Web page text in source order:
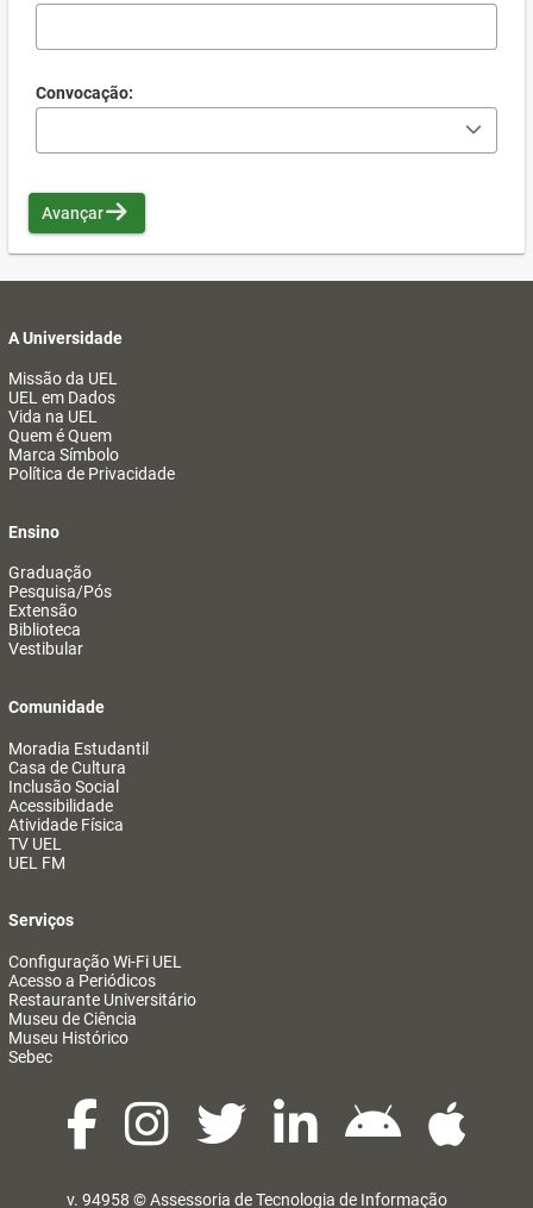
Convocação:
Avançar
A Universidade
Missão da UEL
UEL em Dados
Vida na UEL
Quem é Quem
Marca Símbolo
Política de Privacidade
Ensino
Graduação
Pesquisa/Pós
Extensão
Biblioteca
Vestibular
Comunidade
Moradia Estudantil
Casa de Cultura
Inclusão Social
Acessibilidade
Atividade Física
TV UEL
UEL FM
Serviços
Configuração Wi-Fi UEL
Acesso a Periódicos
Restaurante Universitário
Museu de Ciência
Museu Histórico
Sebec
v. 94958 ©Assessoria de Tecnologia de Informação